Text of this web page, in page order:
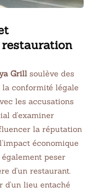
Grill soulève des
conformité légale
les accusations
d’examiner
la réputation
économique
peser
d’un restaurant.
lieu entaché